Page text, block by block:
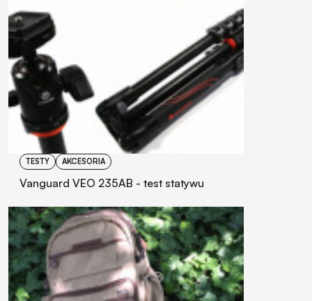
TESTY AKCESORIA
Vanguard VEO 235AB - test statywu